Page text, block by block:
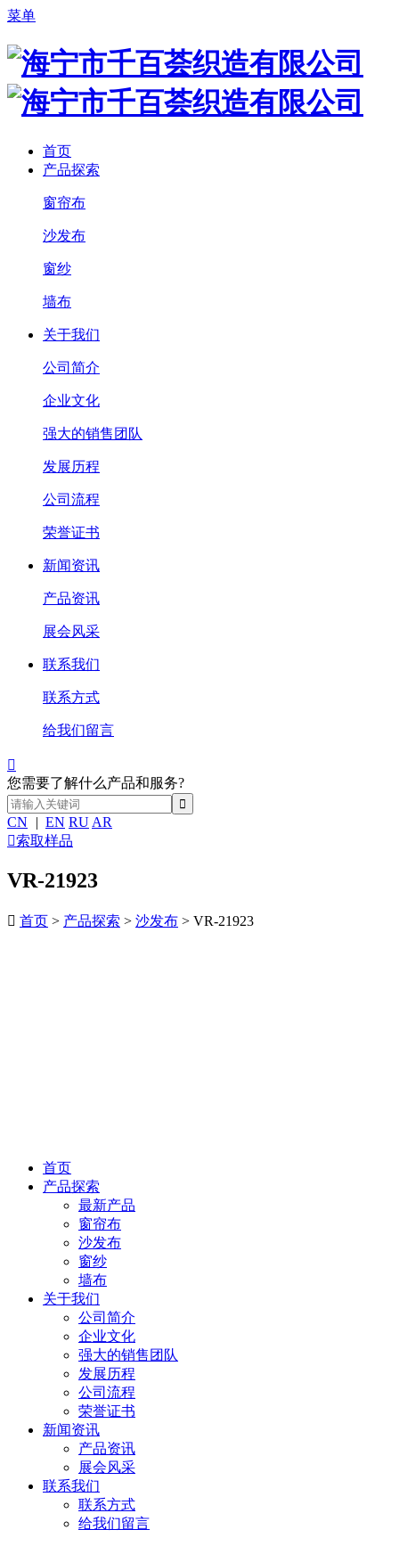
菜单
首页
产品探索
窗帘布
沙发布
窗纱
墙布
关于我们
公司简介
企业文化
强大的销售团队
发展历程
公司流程
荣誉证书
新闻资讯
产品资讯
展会风采
联系我们
联系方式
给我们留言

您需要了解什么产品和服务?
CN | EN RU AR
索取样品
VR-21923
 首页 > 产品探索 > 沙发布 > VR-21923
首页
产品探索
最新产品
窗帘布
沙发布
窗纱
墙布
关于我们
公司简介
企业文化
强大的销售团队
发展历程
公司流程
荣誉证书
新闻资讯
产品资讯
展会风采
联系我们
联系方式
给我们留言